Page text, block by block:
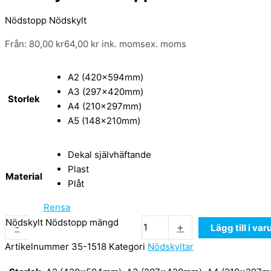
Nödstopp Nödskylt
Från: 80,00 kr64,00 kr ink. momsex. moms
Storlek
A2 (420x594mm)
A3 (297x420mm)
A4 (210x297mm)
A5 (148x210mm)
Material
Dekal självhäftande
Plast
Plåt
Rensa
-
Nödskylt Nödstopp mängd +
Lägg till i
Artikelnummer 35-1518 Kategori Nödskyltar